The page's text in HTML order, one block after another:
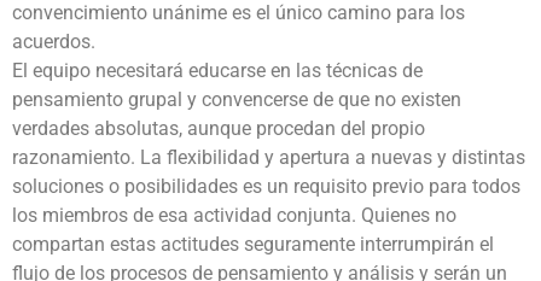
convencimiento unánime es el único camino para los
acuerdos.
El equipo necesitará educarse en las técnicas de
pensamiento grupal y convencerse de que no existen
verdades absolutas, aunque procedan del propio
razonamiento. La flexibilidad y apertura a nuevas y distintas
soluciones o posibilidades es un requisito previo para todos
los miembros de esa actividad conjunta. Quienes no
compartan estas actitudes seguramente interrumpirán el
flujo de los procesos de pensamiento y análisis y serán un